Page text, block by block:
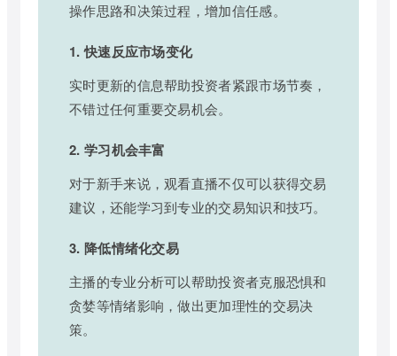
操作思路和决策过程，增加信任感。
1. 快速反应市场变化
实时更新的信息帮助投资者紧跟市场节奏，
不错过任何重要交易机会。
2. 学习机会丰富
对于新手来说，观看直播不仅可以获得交易
建议，还能学习到专业的交易知识和技巧。
3. 降低情绪化交易
主播的专业分析可以帮助投资者克服恐惧和
贪婪等情绪影响，做出更加理性的交易决
策。